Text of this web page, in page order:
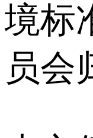
境标
员会